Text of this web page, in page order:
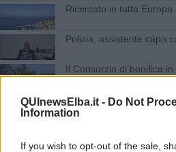
QUInewsElba.it - Do Not
Information
If you wish to opt-out of the sale,
Ricercato in tutta Europa
Polizia, assistente capo
Il Consorzio di bonifica
Antincendio, 30 indagati